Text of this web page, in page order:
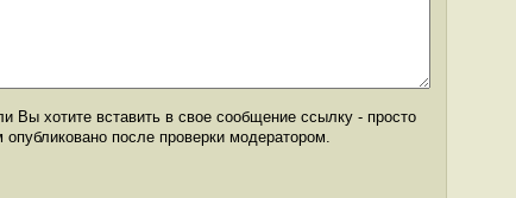
Вы хотите вставить в свое сообщение ссылку - просто
после проверки модератором.